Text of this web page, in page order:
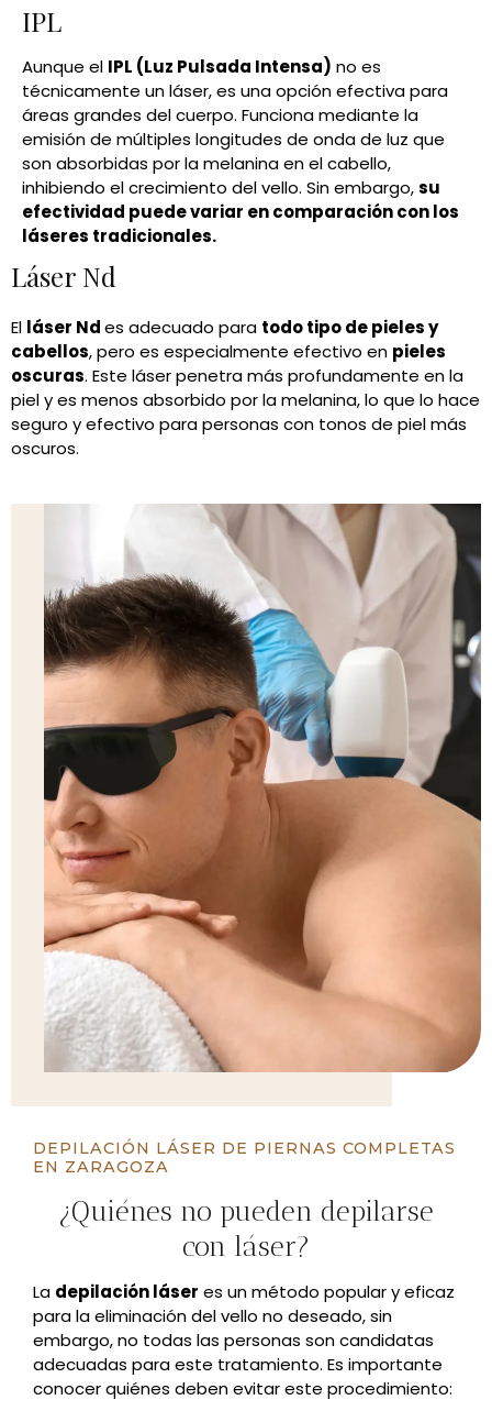
IPL
Aunque el IPL (Luz Pulsada Intensa) no es
técnicamente un láser, es una opción efectiva para
áreas grandes del cuerpo. Funciona mediante la
emisión de múltiples longitudes de onda de luz que
son absorbidas por la melanina en el cabello,
inhibiendo el crecimiento del vello. Sin embargo,su
efectividad puede variar en comparación con los
láseres tradicionales.
Láser Nd
El láser Ndes adecuado para todo tipo de pieles y
cabellos, pero es especialmente efectivo en pieles
oscuras. Este láser penetra más profundamente en la
piel y es menos absorbido por la melanina, lo que lo hace
seguro y efectivo para personas con tonos de piel más
oscuros.
DEPILACIÓN LÁSER DE PIERNAS COMPLETAS
EN ZARAGOZA
¿Quiénes no pueden depilarse
con láser?
La depilación láser es un método popular y eficaz
para la eliminación del vello no deseado, sin
embargo, no todas las personas son candidatas
adecuadas para este tratamiento. Es importante
conocer quiénes deben evitar este procedimiento: